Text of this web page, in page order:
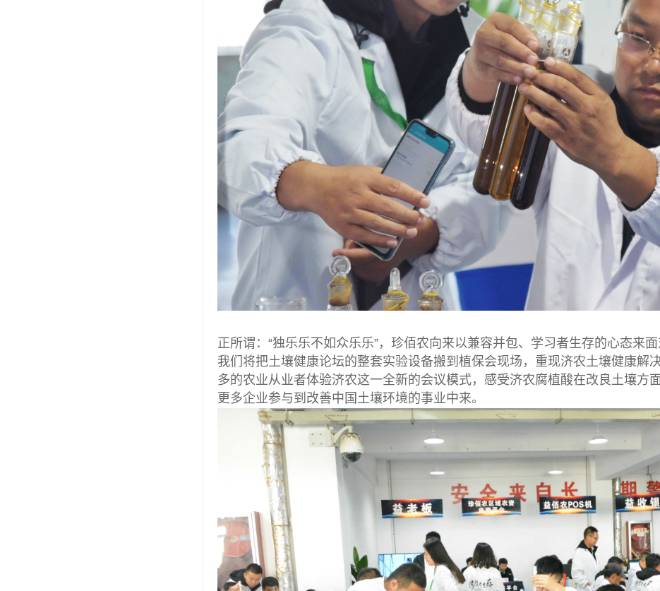
正所谓：“独乐乐不如众乐乐”，珍佰农向来以兼容并包、学习者生存的心态来
我们将把土壤健康论坛的整套实验设备搬到植保会现场，重现济农土壤健康解
多的农业从业者体验济农这一全新的会议模式，感受济农腐植酸在改良土壤方
更多企业参与到改善中国土壤环境的事业中来。